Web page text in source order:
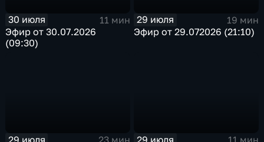
30 июля
11 мин
Эфир от 30.07.2026
(09:30)
29 июля
19 мин
Эфир от 29.072026 (21:10)
29 июля 29 июля